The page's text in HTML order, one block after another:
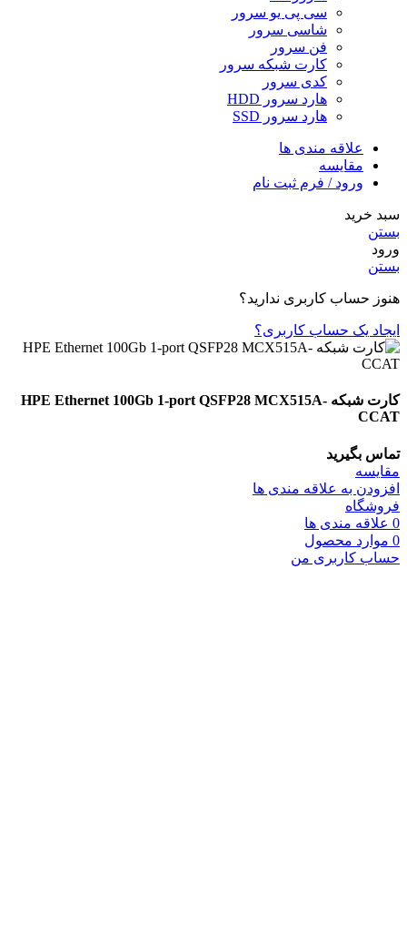
سی پی یو سرور
شاسی سرور
فن سرور
کارت شبکه سرور
کدی سرور
هارد سرور HDD
هارد سرور SSD
علاقه مندی ها
مقایسه
ورود / فرم ثبت نام
سبد خرید
بستن
ورود
بستن
هنوز حساب کاربری ندارید؟
ایجاد یک حساب کاربری؟
کارت شبکه HPE Ethernet 100Gb 1-port QSFP28 MCX515A-
CCAT
تماس بگیرید
مقایسه
افزودن به علاقه مندی ها
فروشگاه
0 علاقه مندی ها
0 موارد محصول
حساب کاربری من